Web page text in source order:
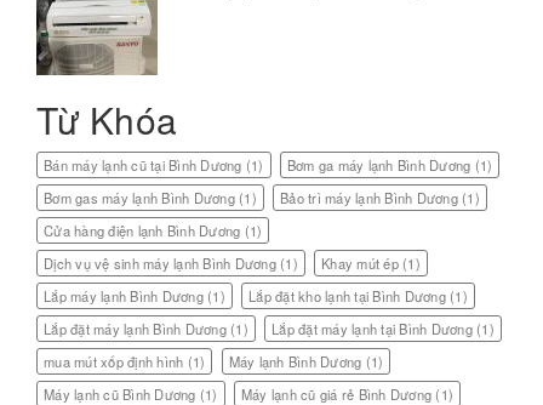
Từ Khóa
Bán máy lạnh cũ tại Bình Dương (1) Bơm ga máy lạnh Bình Dương (1)
Bơm gas máy lạnh Bình Dương(1) Bảo trì máy lạnh Bình Dương(1)
Cửa hàng điện lạnh Bình Dương (1)
Dịch vụ vệ sinh máy lạnh Bình Dương(1) Khay mút ép(1)
Lắp máy lạnh Bình Dương(1) Lắp đặt kho lạnh tại Bình Dương(1)
Lắp đặt máy lạnh Bình Dương(1) Lắp đặt máy lạnh tại Bình Dương(1)
mua mút xốp định hình (1) Máy lạnh Bình Dương (1)
Máy lạnh cũ Bình Dương (1) Máy lạnh cũ giá rẻ Bình Dương (1)